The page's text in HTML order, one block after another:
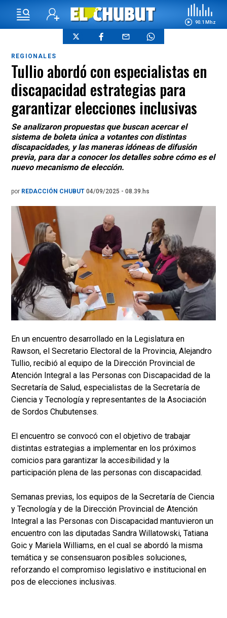
90.1 Mhz
REGIONALES
Tullio abordó con especialistas en
discapacidad estrategias para
garantizar elecciones inclusivas
Se analizaron propuestas que buscan acercar el
sistema de boleta única a votantes con distintas
discapacidades, y las maneras idóneas de difusión
previa, para dar a conocer los detalles sobre cómo es el
nuevo mecanismo de elección.
por REDACCIÓN CHUBUT 04/09/2025 - 08.39.hs
En un encuentro desarrollado en la Legislatura en
Rawson, el Secretario Electoral de la Provincia, Alejandro
Tullio, recibió al equipo de la Dirección Provincial de
Atención Integral a las Personas con Discapacidad de la
Secretaría de Salud, especialistas de la Secretaría de
Ciencia y Tecnología y representantes de la Asociación
de Sordos Chubutenses.
El encuentro se convocó con el objetivo de trabajar
distintas estrategias a implementar en los próximos
comicios para garantizar la accesibilidad y la
participación plena de las personas con discapacidad.
Semanas previas, los equipos de la Secretaría de Ciencia
y Tecnología y de la Dirección Provincial de Atención
Integral a las Personas con Discapacidad mantuvieron un
encuentro con las diputadas Sandra Willatowski, Tatiana
Goic y Mariela Williams, en el cual se abordó la misma
temática y se consensuaron posibles soluciones,
reforzando el compromiso legislativo e institucional en
pos de elecciones inclusivas.